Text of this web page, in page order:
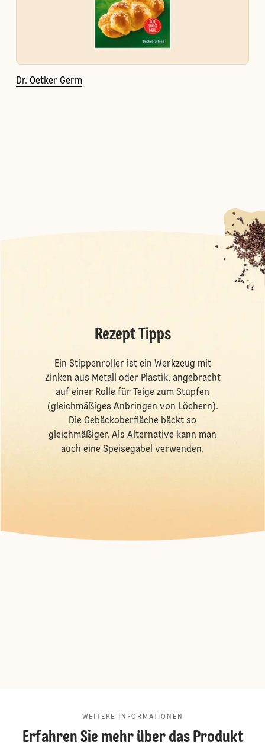
Dr. Oetker Germ
Rezept Tipps
Ein Stippenroller ist ein Werkzeug mit
Zinken aus Metall oder Plastik, angebracht
auf einer Rolle für Teige zum Stupfen
(gleichmäßiges Anbringen von Löchern).
Die Gebäckoberfläche bäckt so
gleichmäßiger. Als Alternative kann man
auch eine Speisegabel verwenden.
WEITERE INFORMATIONEN
Erfahren Sie mehr über das Produkt